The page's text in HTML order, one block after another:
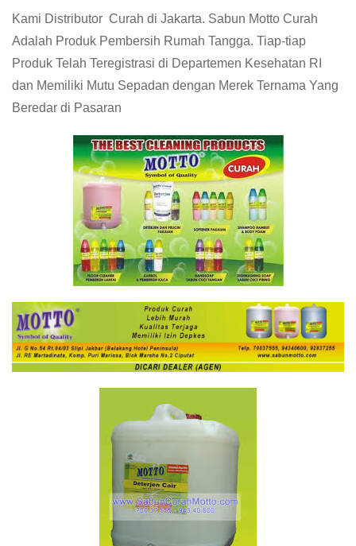
Kami Distributor Curah di Jakarta. Sabun Motto Curah
Adalah Produk Pembersih Rumah Tangga. Tiap-tiap
Produk Telah Teregistrasi di Departemen Kesehatan RI
dan Memiliki Mutu Sepadan dengan Merek Ternama Yang
Beredar di Pasaran